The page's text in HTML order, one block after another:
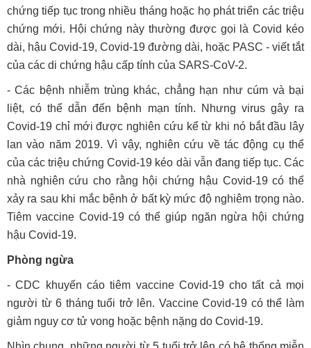
chứng tiếp tục trong nhiều tháng hoặc họ phát triển các triệu
chứng mới. Hội chứng này thường được gọi là Covid kéo
dài, hậu Covid-19, Covid-19 đường dài, hoặc PASC - viết tắt
của các di chứng hậu cấp tính của SARS-CoV-2.
- Các bệnh nhiễm trùng khác, chẳng hạn như cúm và bại
liệt, có thể dẫn đến bệnh mạn tính. Nhưng virus gây ra
Covid-19 chỉ mới được nghiên cứu kể từ khi nó bắt đầu lây
lan vào năm 2019. Vì vậy, nghiên cứu về tác động cụ thể
của các triệu chứng Covid-19 kéo dài vẫn đang tiếp tục. Các
nhà nghiên cứu cho rằng hội chứng hậu Covid-19 có thể
xảy ra sau khi mắc bệnh ở bất kỳ mức độ nghiêm trọng nào.
Tiêm vaccine Covid-19 có thể giúp ngăn ngừa hội chứng
hậu Covid-19.
Phòng ngừa
- CDC khuyến cáo tiêm vaccine Covid-19 cho tất cả mọi
người từ 6 tháng tuổi trở lên. Vaccine Covid-19 có thể làm
giảm nguy cơ tử vong hoặc bệnh nặng do Covid-19.